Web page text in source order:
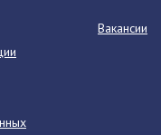
Вакансии